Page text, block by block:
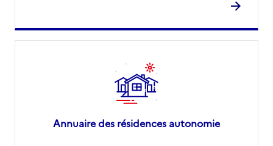
Annuaire des résidences autonomie